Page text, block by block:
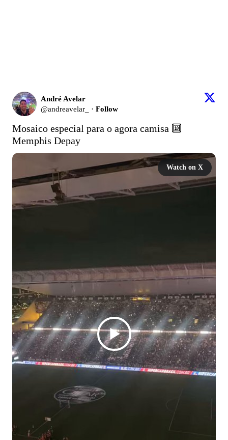
André Avelar
@andreavelar_ · Follow
Mosaico especial para o agora camisa 🔟
Memphis Depay
Watch on X